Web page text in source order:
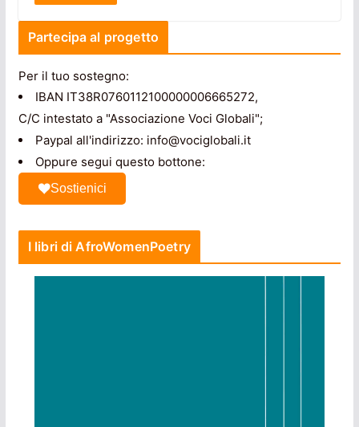
Partecipa al progetto
Per il tuo sostegno:
IBAN IT38R0760112100000006665272,
C/C intestato a "Associazione Voci Globali";
Paypal all'indirizzo: info@vociglobali.it
Oppure segui questo bottone:
Sostienici
I libri di AfroWomenPoetry